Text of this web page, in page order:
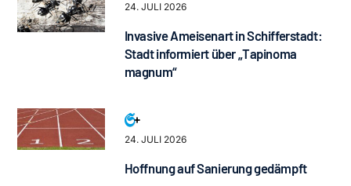
24. JULI 2026
Invasive Ameisenart in Schifferstadt:
Stadt informiert über „Tapinoma
magnum“
24. JULI 2026
Hoffnung auf Sanierung gedämpft